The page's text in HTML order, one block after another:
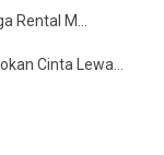
Rental M...
Cinta Lewa...